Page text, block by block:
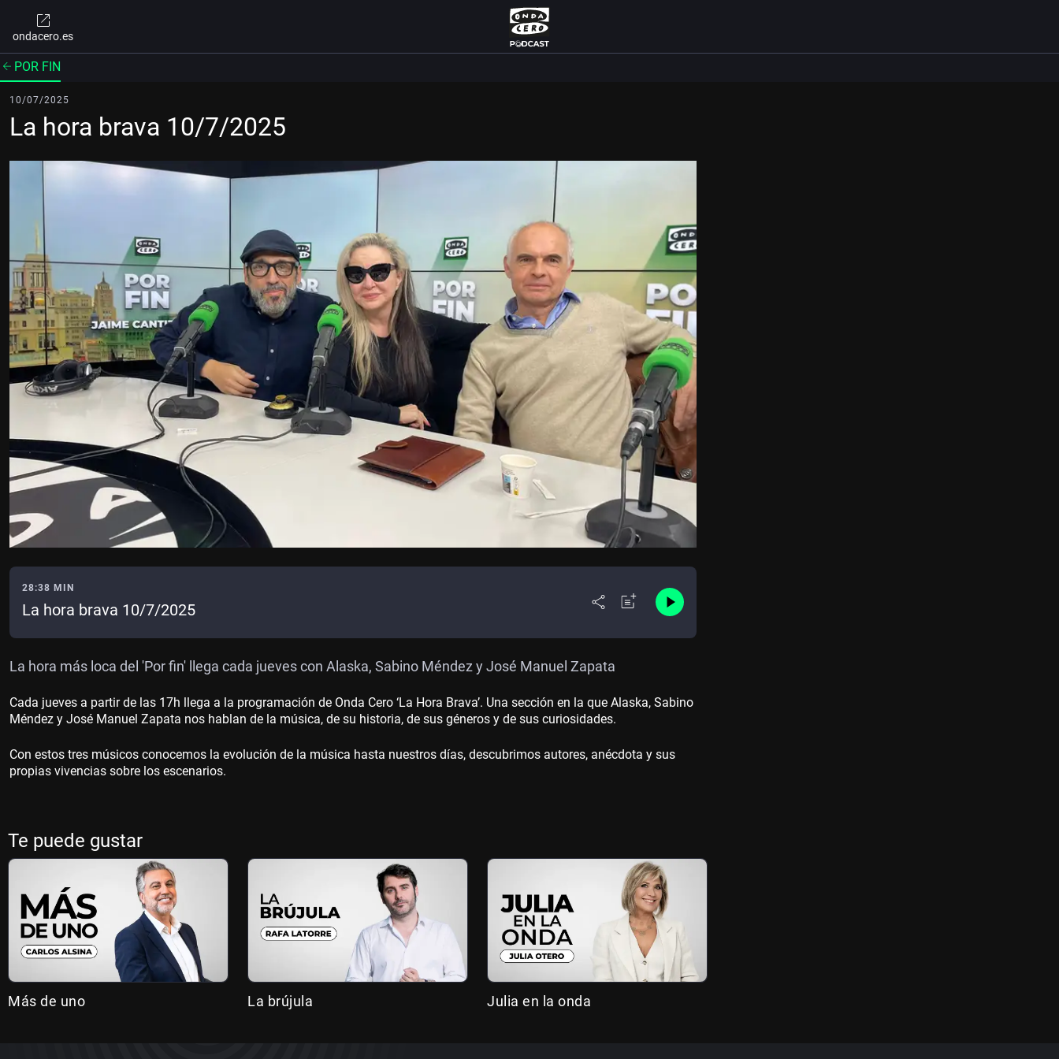
ondacero.es
POR FIN
10/07/2025
La hora brava 10/7/2025
28:38 MIN
La hora brava 10/7/2025
La hora más loca del 'Por fin' llega cada jueves con Alaska, Sabino Méndez y José Manuel Zapata
Cada jueves a partir de las 17h llega a la programación de Onda Cero ‘La Hora Brava’. Una sección en la que Alaska, Sabino
Méndez y José Manuel Zapata nos hablan de la música, de su historia, de sus géneros y de sus curiosidades.
Con estos tres músicos conocemos la evolución de la música hasta nuestros días, descubrimos autores, anécdota y sus
propias vivencias sobre los escenarios.
Te puede gustar
Más de uno La brújula Julia en la onda